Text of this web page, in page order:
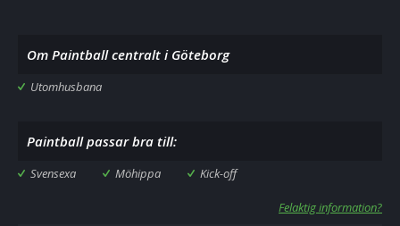
Om Paintball centralt i Göteborg
Utomhusbana
Paintball passar bra till:
Svensexa Möhippa Kick-off
Felaktig information?